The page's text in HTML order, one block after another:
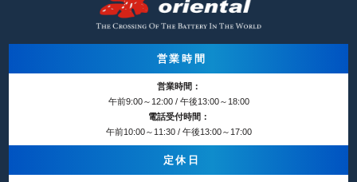
営業時間
営業時間：
午前9:00～12:00 / 午後13:00～18:00
電話受付時間：
午前10:00～11:30 / 午後13:00～17:00
定休日